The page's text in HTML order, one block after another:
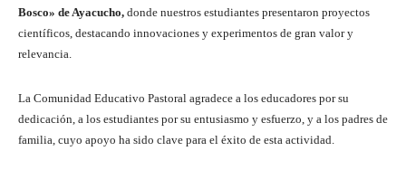
Bosco» de Ayacucho, donde nuestros estudiantes presentaron proyectos
científicos, destacando innovaciones y experimentos de gran valor y
relevancia.
La Comunidad Educativo Pastoral agradece a los educadores por su
dedicación, a los estudiantes por su entusiasmo y esfuerzo, y a los padres de
familia, cuyo apoyo ha sido clave para el éxito de esta actividad.